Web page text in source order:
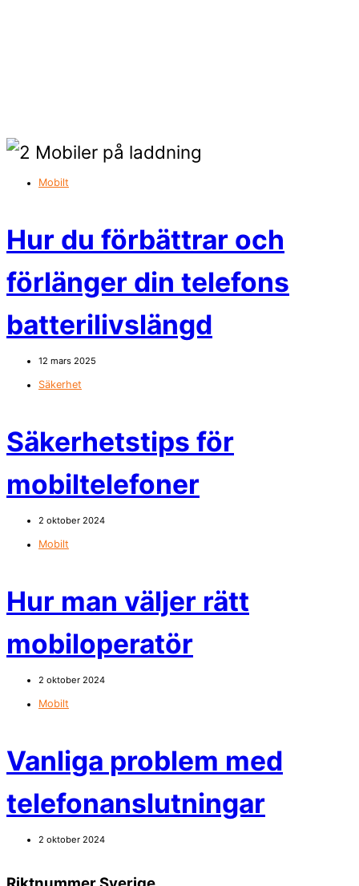
Mobilt
Hur du förbättrar och
förlänger din telefons
batterilivslängd
12 mars 2025
Säkerhet
Säkerhetstips för
mobiltelefoner
2 oktober 2024
Mobilt
Hur man väljer rätt
mobiloperatör
2 oktober 2024
Mobilt
Vanliga problem med
telefonanslutningar
2 oktober 2024